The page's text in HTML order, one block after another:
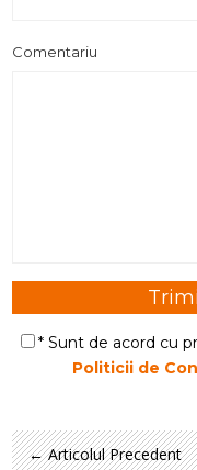
Comentariu
* Sunt de acord cu
Politicii de
← Articolul Precedent